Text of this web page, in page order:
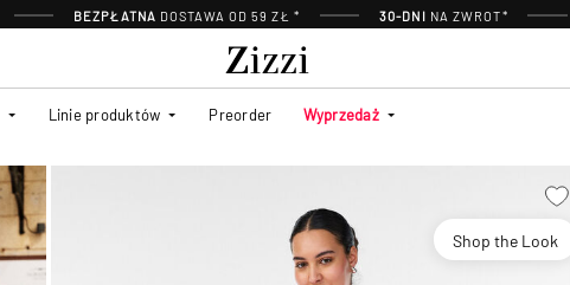
BEZPŁATNA DOSTAWA OD 59 ZŁ * 30-DNI NA ZWROT*
Linie produktów Preorder Wyprzedaż
Shop the Look